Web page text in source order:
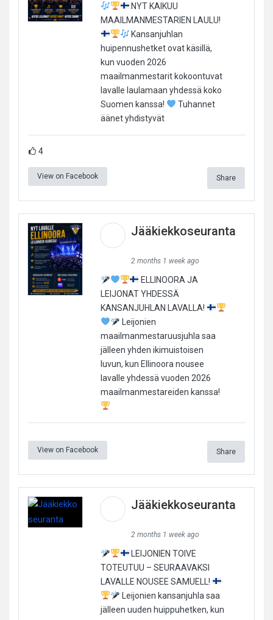
NYT KAIKUU
MAAILMANMESTARIEN LAULU!
Kansanjuhlan
huipennushetket ovat käsillä,
kun vuoden 2026
maailmanmestarit kokoontuvat
lavalle laulamaan yhdessä koko
Suomen kanssa!
Tuhannet
äänet yhdistyvät
4
View on Facebook Share
Jääkiekkoseuranta
2 months 1 week ago
ELLINOORA JA
LEIJONAT YHDESSÄ
KANSANJUHLAN LAVALLA!
Leijonien
maailmanmestaruusjuhla saa
jälleen yhden ikimuistoisen
luvun, kun Ellinoora nousee
lavalle yhdessä vuoden 2026
maailmanmestareiden kanssa!
View on Facebook Share
Jääkiekkoseuranta
2 months 1 week ago
LEIJONIEN TOIVE
TOTEUTUU – SEURAAVAKSI
LAVALLE NOUSEE SAMUELL!
Leijonien kansanjuhla saa
jälleen uuden huippuhetken, kun